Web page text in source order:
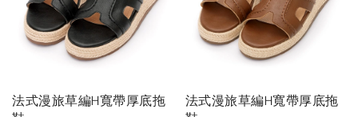
法式漫旅草編H寬帶厚底拖
法式漫旅草編H寬帶厚底拖